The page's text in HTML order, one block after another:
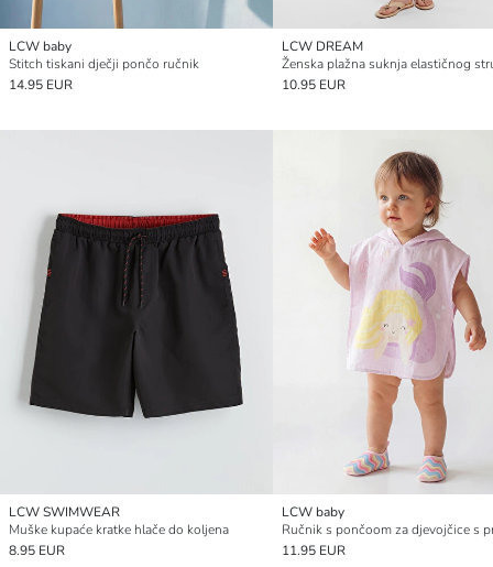
LCW baby
Stitch tiskani dječji pončo ručnik
14.95 EUR
LCW DREAM
Ženska plažna suknja elastičnog
10.95 EUR
LCW SWIMWEAR
Muške kupaće kratke hlače do koljena
8.95 EUR
LCW baby
Ručnik s pončoom za djevojčice s
11.95 EUR